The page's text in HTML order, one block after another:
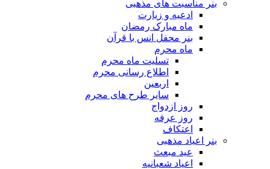
بنر مناسبت های مذهبی
ادعیه و زیارت
ماه مبارک رمضان
بنر محفل انس با قرآن
ماه محرم
تسلیت ماه محرم
اطلاع رسانی محرم
اربعین
سایر طرح های محرم
روز ازدواج
روز عرفه
اعتکاف
بنر اعیاد مذهبی
عید مبعث
اعیاد شعبانیه